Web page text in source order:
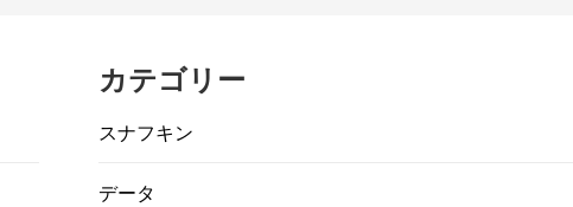
カテゴリー
スナフキン
データ